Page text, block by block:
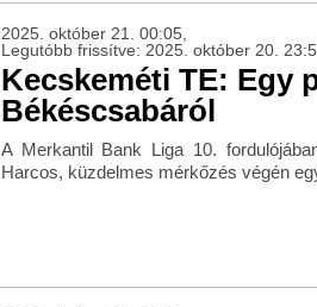
2025. október 21. 00:05,
Legutóbb frissítve: 2025. október 20.
Kecskeméti TE: Egy
Békéscsabáról
A Merkantil Bank Liga 10.
Harcos, küzdelmes mérkőzés végén